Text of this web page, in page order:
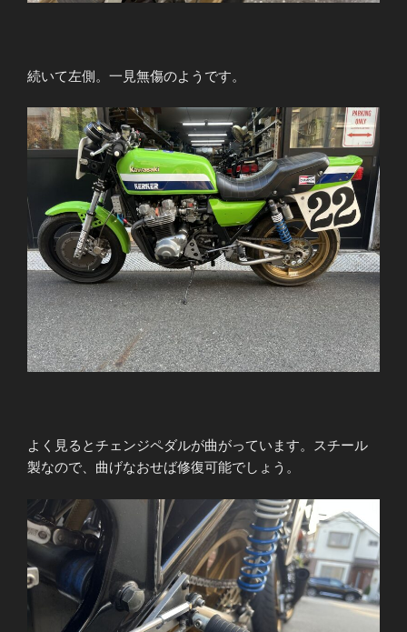
続いて左側。一見無傷のようです。
よく見るとチェンジペダルが曲がっています。スチール
製なので、曲げなおせば修復可能でしょう。